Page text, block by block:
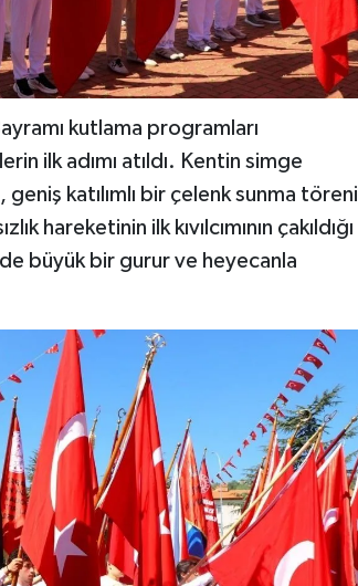
kutlama programları
ilk adımı atıldı. Kentin simge
geniş katılımlı bir çelenk sunma töreni
hareketinin ilk kıvılcımının çakıldığı
büyük bir gurur ve heyecanla